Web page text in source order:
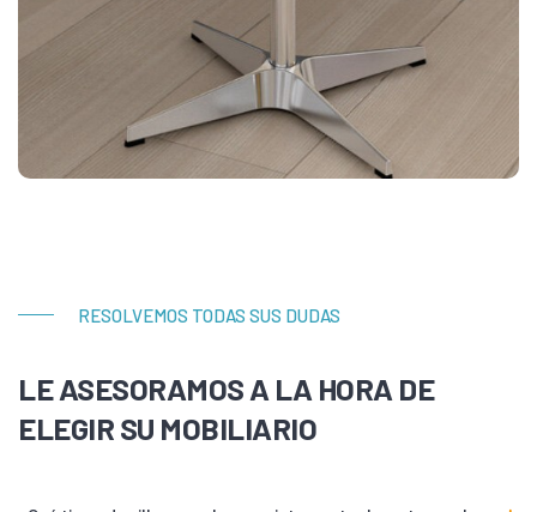
RESOLVEMOS TODAS SUS DUDAS
LE ASESORAMOS A LA HORA DE
ELEGIR SU MOBILIARIO